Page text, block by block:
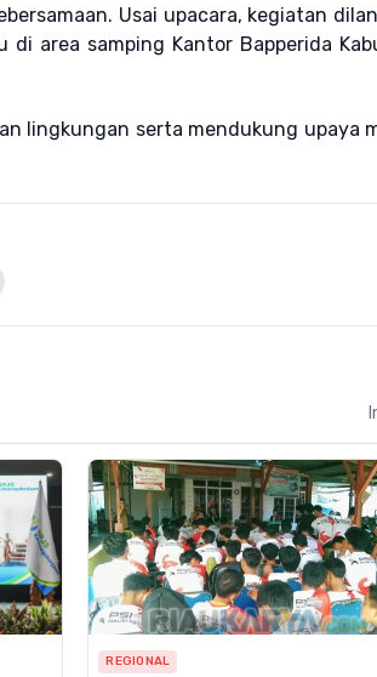
Usai upacara, kegiatan
area samping Kantor Bapperida
lingkungan serta mendukung upaya
REGIONAL